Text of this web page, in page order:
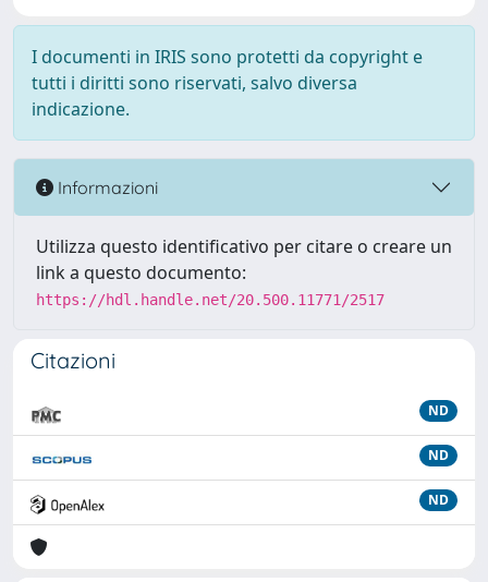
I documenti in IRIS sono protetti da copyright e
tutti i diritti sono riservati, salvo diversa
indicazione.
Informazioni
Utilizza questo identificativo per citare o creare un
link a questo documento:
https://hdl.handle.net/20.500.11771/2517
Citazioni
ND
ND
ND